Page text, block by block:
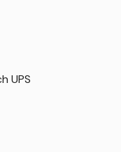
UPS